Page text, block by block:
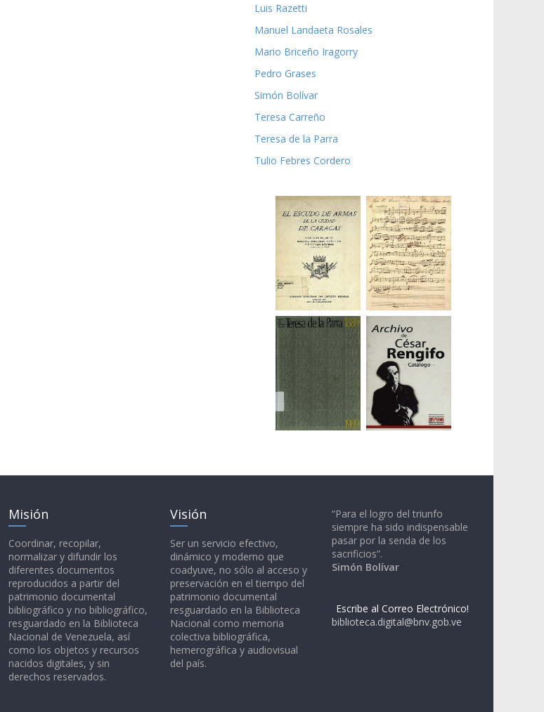
Luis Razetti
Manuel Landaeta Rosales
Mario Briceño Iragorry
Pedro Grases
Simón Bolívar
Teresa Carreño
Teresa de la Parra
Tulio Febres Cordero
Misión
Coordinar, recopilar,
normalizar y difundir los
diferentes documentos
reproducidos a partir del
patrimonio documental
bibliográfico y no bibliográfico,
resguardado en la Biblioteca
Nacional de Venezuela, así
como los objetos y recursos
nacidos digitales, y sin
derechos reservados.
Visión
Ser un servicio efectivo,
dinámico y moderno que
coadyuve, no sólo al acceso y
preservación en el tiempo del
patrimonio documental
resguardado en la Biblioteca
Nacional como memoria
colectiva bibliográfica,
hemerográfica y audiovisual
del país.
“Para el logro del triunfo
siempre ha sido indispensable
pasar por la senda de los
sacrificios”.
Simón Bolívar
Escribe al Correo Electrónico!
biblioteca.digital@bnv.gob.ve